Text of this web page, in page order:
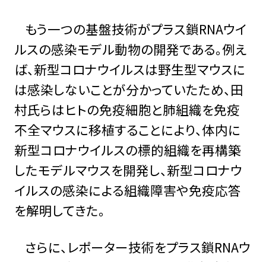
もう一つの基盤技術がプラス鎖RNAウイ
ルスの感染モデル動物の開発である。例え
ば、新型コロナウイルスは野生型マウスに
は感染しないことが分かっていたため、田
村氏らはヒトの免疫細胞と肺組織を免疫
不全マウスに移植することにより、体内に
新型コロナウイルスの標的組織を再構築
したモデルマウスを開発し、新型コロナウ
イルスの感染による組織障害や免疫応答
を解明してきた。
さらに、レポーター技術をプラス鎖RNAウ